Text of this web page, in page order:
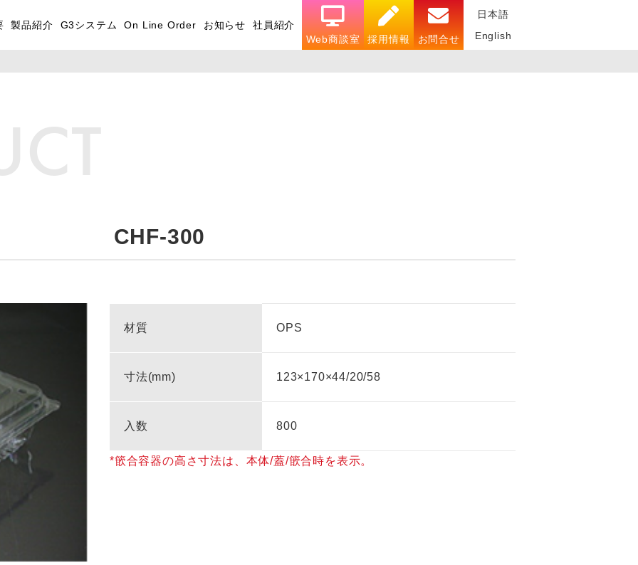
製品紹介 G3システム On Line Order お知らせ
社員紹介
Web商談室
採用情報 お問合せ
日本語
English
CHF-300
材質 OPS
寸法(mm) 123×170×44/20/58
入数 800
*篏合容器の⾼さ寸法は、本体/蓋/篏合時を表⽰。